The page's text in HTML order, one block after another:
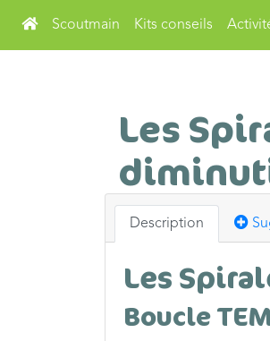
Scoutmain Kits conseils
Les
Description
Les
Boucle